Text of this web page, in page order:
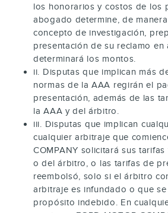
los honorarios y costos de los
abogado determine, de
concepto de investigación,
presentación de su reclamo
determinará los montos.
ii. Disputas que implican más
normas de la AAA regirán el
presentación, además de las
la AAA y del árbitro.
iii. Disputas que implican
cualquier arbitraje que
COMPANY solicitará sus
o del árbitro, o las tarifas de
reembolsó, solo si el árbitro
arbitraje es infundado o que
propósito indebido. En